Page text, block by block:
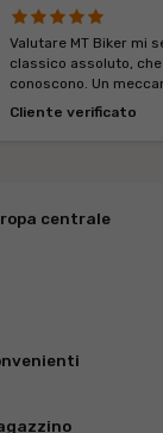
Valutare MT Biker mi
classico assoluto,
conoscono. Un
Cliente verificato
centrale